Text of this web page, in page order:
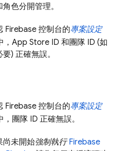
角色分開管理。
Firebase 控制台的專案設定
，App Store ID 和團隊 ID (如
) 正確無誤。
Firebase 控制台的專案設定
，團隊 ID 正確無誤。
尚未開始強制執行 Firebase